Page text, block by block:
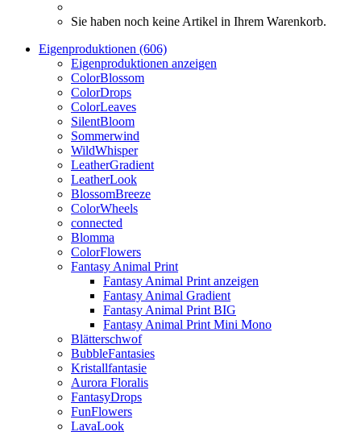
Sie haben noch keine Artikel in Ihrem Warenkorb.
Eigenproduktionen (606)
Eigenproduktionen anzeigen
ColorBlossom
ColorDrops
ColorLeaves
SilentBloom
Sommerwind
WildWhisper
LeatherGradient
LeatherLook
BlossomBreeze
ColorWheels
connected
Blomma
ColorFlowers
Fantasy Animal Print
Fantasy Animal Print anzeigen
Fantasy Animal Gradient
Fantasy Animal Print BIG
Fantasy Animal Print Mini Mono
Blätterschwof
BubbleFantasies
Kristallfantasie
Aurora Floralis
FantasyDrops
FunFlowers
LavaLook